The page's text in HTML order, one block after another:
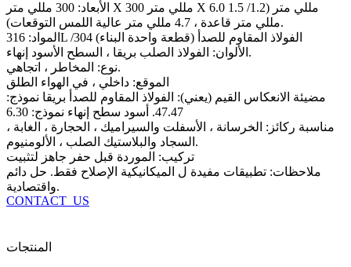
الأبعاد: 300 مللي متر X 300 مللي متر X 6.0 مللي متر (1.2/ 1.5
مللي متر قاعدة ، 4.7 مللي متر عالية اللمس التوقعات).
المواد: 316L /304 الفولاذ المقاوم للصدأ (قطعة واحدة البناء)
الألوان: الفولاذ الصلب بريقا ، السطح الأسود إنهاء.
نوع: المخاطر ، اتجاهي.
الموقع: داخلي ، في الهواء الطلق
مضيئة الانعكاس القيم (يعني): الفولاذ المقاوم للصدأ بريقا نموذج:
47.47. أسود سطح إنهاء نموذج: 6.30
مناسبة ركائز: الخرسانة ، الأسفلت والسيراميك ، الحجارة ، الغابة ،
السجاد والبلاستيك الصلب ، الألومنيوم.
تركيب: الموردة قبل حفر جاهز لتثبيت
ملاحظات: تطبيقات مفيدة ل الميكانيكية الإصلاح فقط. حل دائم
واقتصادية.
CONTACT_US
المنتجات